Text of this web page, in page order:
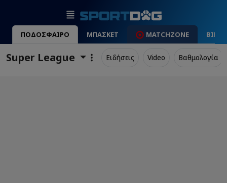
ΠΟΔΟΣΦΑΙΡΟ ΜΠΑΣΚΕΤ MATCHZONE
Super League Ειδήσεις Video Βαθμολογία